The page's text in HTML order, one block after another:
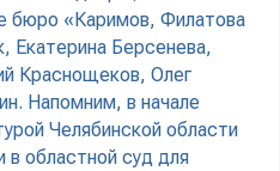
бюро «Каримов, Филатова
Екатерина Берсенева,
Краснощеков, Олег
Напомним, в начале
Челябинской области
в областной суд для